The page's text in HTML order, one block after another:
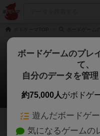
ソル
4
ボードゲームのプレ
て、
自分のデータを管
約75,000人がボドゲ
遊んだボードゲ
気になるゲームの